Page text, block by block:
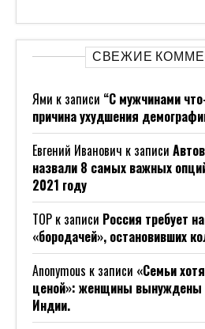
СВЕЖИЕ
Ями к записи “С мужчинами
причина ухудшения
Евгений Иванович к записи
назвали 8 самых важных
2021 году
ТОР к записи Россия требует
«бородачей», остановивших
Anonymous к записи «Семьи
ценой»: женщины вынуждены
Индии.